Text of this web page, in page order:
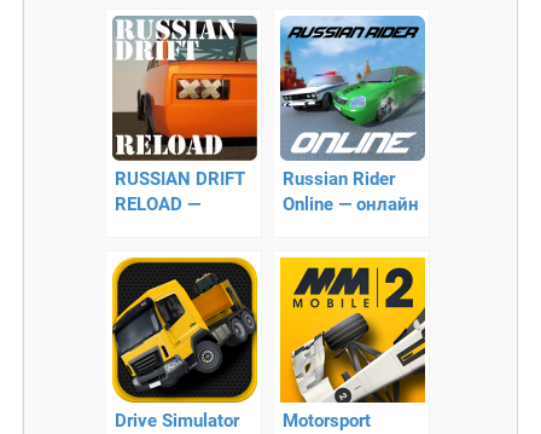
RUSSIAN DRIFT
RELOAD —
королем дорог
Russian Rider
Online — онлайн
Drive Simulator
Motorsport